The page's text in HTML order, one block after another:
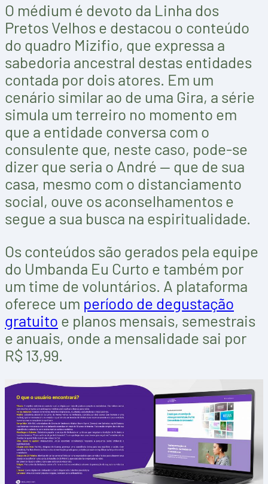
O médium é devoto da Linha dos
Pretos Velhos e destacou o conteúdo
do quadro Mizifio, que expressa a
sabedoria ancestral destas entidades
contada por dois atores. Em um
cenário similar ao de uma Gira, a série
simula um terreiro no momento em
que a entidade conversa com o
consulente que, neste caso, pode-se
dizer que seria o André — que de sua
casa, mesmo com o distanciamento
social, ouve os aconselhamentos e
segue a sua busca na espiritualidade.
Os conteúdos são gerados pela equipe
do Umbanda Eu Curto e também por
um time de voluntários. A plataforma
oferece um período de degustação
gratuito e planos mensais, semestrais
e anuais, onde a mensalidade sai por
R$ 13,99.